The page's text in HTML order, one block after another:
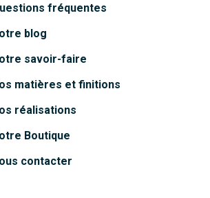
fréquentes
blog
savoir-faire
matières et finitions
réalisations
Boutique
contacter